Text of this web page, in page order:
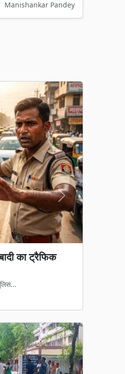
Manishankar Pandey
का ट्रैफिक
की श्रेणी में
ख...
Next